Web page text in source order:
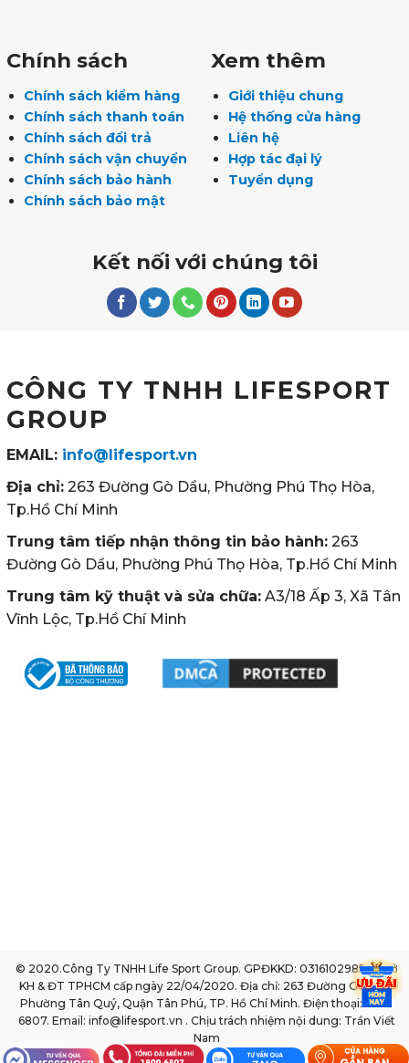
Chính sách
Chính sách kiểm hàng
Chính sách thanh toán
Chính sách đổi trả
Chính sách vận chuyển
Chính sách bảo hành
Chính sách bảo mật
Xem thêm
Giới thiệu chung
Hệ thống cửa hàng
Liên hệ
Hợp tác đại lý
Tuyển dụng
Kết nối với chúng tôi
CÔNG TY TNHH LIFESPORT
GROUP
EMAIL: info@lifesport.vn
Địa chỉ: 263 Đường Gò Dầu, Phường Phú Thọ Hòa,
Tp.Hồ Chí Minh
Trung tâm tiếp nhận thông tin bảo hành: 263
Đường Gò Dầu, Phường Phú Thọ Hòa, Tp.Hồ Chí Minh
Trung tâm kỹ thuật và sửa chữa: A3/18 Ấp 3, Xã Tân
Vĩnh Lộc, Tp.Hồ Chí Minh
© 2020.Công Ty TNHH Life Sport Group. GPĐKKD: 0316102985 do sở
KH & ĐT TPHCM cấp ngày 22/04/2020. Địa chỉ: 263 Đường Gò Dầu,
Phường Tân Quý, Quận Tân Phú, TP. Hồ Chí Minh. Điện thoại: 1800
6807. Email: info@lifesport.vn . Chịu trách nhiệm nội dung: Trần Viết
Nam